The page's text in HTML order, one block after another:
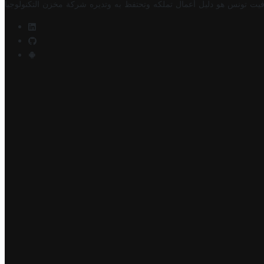
تونس هو دليل أعمال تملكه وتحتفظ به وتديره شركة مخزن التكنولوجيا